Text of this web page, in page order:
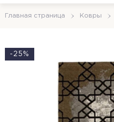
Главная страница Ковры
-25%